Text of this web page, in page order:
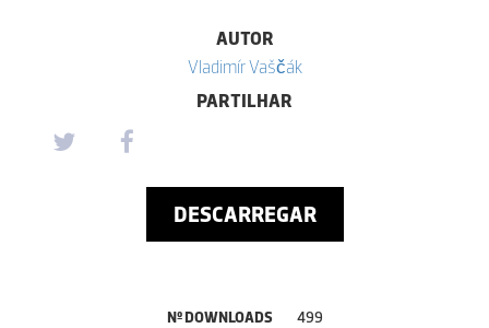
AUTOR
Vladimír Vaščák
PARTILHAR
DESCARREGAR
Nº DOWNLOADS 499